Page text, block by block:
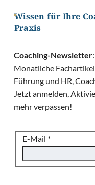
Wissen für Ihre
Praxis
Coaching-Newsletter
Monatliche
Führung und HR,
Jetzt anmelden,
mehr verpassen!
E-Mail *